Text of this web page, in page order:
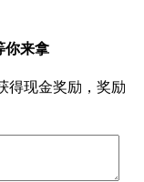
你来拿
得现金奖励，奖励